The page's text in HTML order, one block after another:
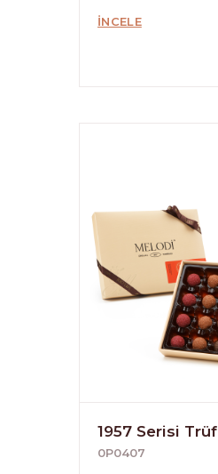
İNCELE
1957 Serisi Trüf
0P0407